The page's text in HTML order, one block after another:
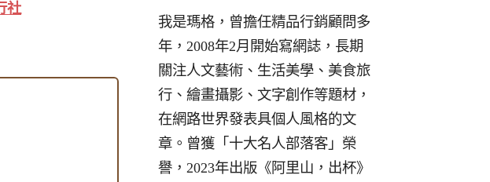
社
我是瑪格，曾擔任精品行銷顧問多
年，2008年2月開始寫網誌，長期
關注人文藝術、生活美學、美食旅
行、繪畫攝影、文字創作等題材，
在網路世界發表具個人風格的文
章。曾獲「十大名人部落客」榮
譽，2023年出版《阿里山，出杯》